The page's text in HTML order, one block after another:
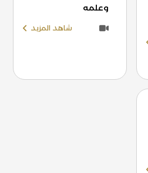
وعلمه
شاهد المزيد